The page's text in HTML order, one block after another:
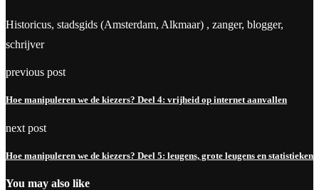
Historicus, stadsgids (Amsterdam, Alkmaar) , zanger, blogger,
schrijver
previous post
Hoe manipuleren we de kiezers? Deel 4: vrijheid op internet aanvallen
next post
Hoe manipuleren we de kiezers? Deel 5: leugens, grote leugens en statistieken
You may also like